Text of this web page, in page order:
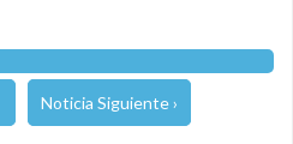
Noticia Siguiente ›